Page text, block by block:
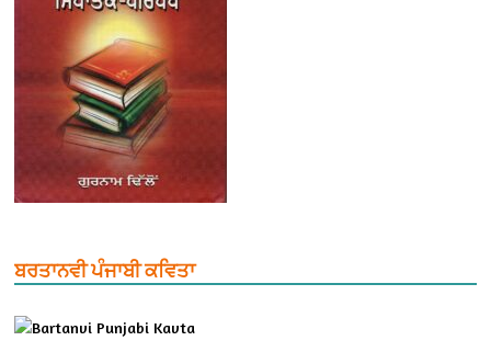
ਬਰਤਾਨਵੀ ਪੰਜਾਬੀ ਕਵਿਤਾ